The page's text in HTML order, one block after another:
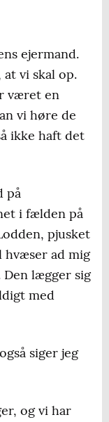
ejermand.
vi skal op.
været en
vi høre de
ikke haft det
på
i fælden på
pjusket
hvæser ad mig
lægger sig
med
siger jeg
og vi har